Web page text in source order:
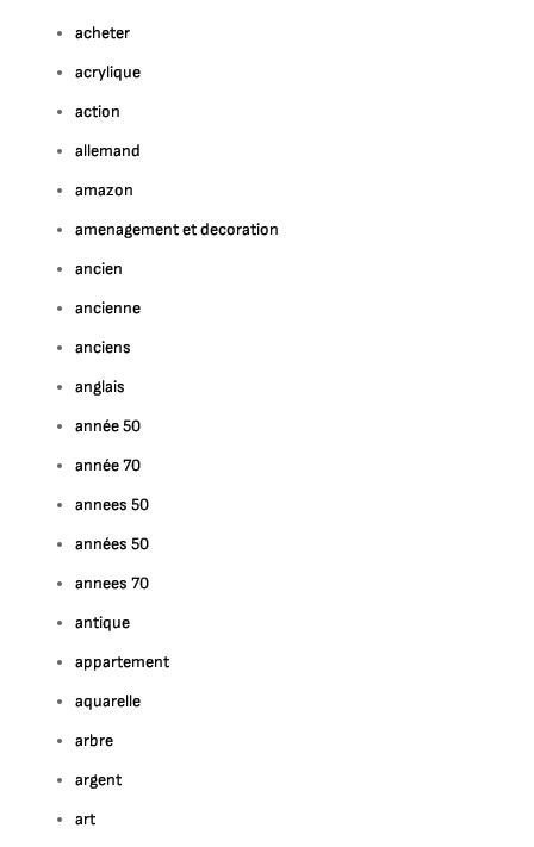
acheter
acrylique
action
allemand
amazon
amenagement et decoration
ancien
ancienne
anciens
anglais
année 50
année 70
annees 50
années 50
annees 70
antique
appartement
aquarelle
arbre
argent
art